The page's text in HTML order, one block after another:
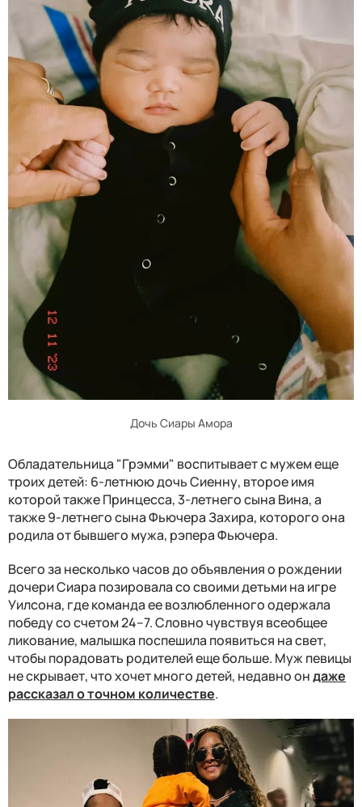
Дочь Сиары Амора
Обладательница "Грэмми" воспитывает с мужем еще
троих детей: 6-летнюю дочь Сиенну, второе имя
которой также Принцесса, 3-летнего сына Вина, а
также 9-летнего сына Фьючера Захира, которого она
родила от бывшего мужа, рэпера Фьючера.
Всего за несколько часов до объявления о рождении
дочери Сиара позировала со своими детьми на игре
Уилсона, где команда ее возлюбленного одержала
победу со счетом 24–7. Словно чувствуя всеобщее
ликование, малышка поспешила появиться на свет,
чтобы порадовать родителей еще больше. Муж певицы
не скрывает, что хочет много детей, недавно ондаже
рассказал о точном количестве.